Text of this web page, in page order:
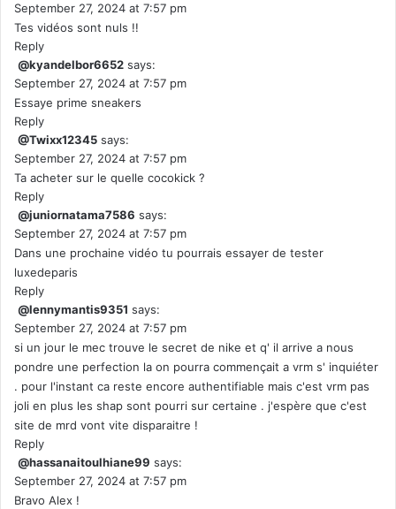
September 27, 2024 at 7:57 pm
Tes vidéos sont nuls !!
Reply
@kyandelbor6652 says:
September 27, 2024 at 7:57 pm
Essaye prime sneakers
Reply
@Twixx12345 says:
September 27, 2024 at 7:57 pm
Ta acheter sur le quelle cocokick ?
Reply
@juniornatama7586 says:
September 27, 2024 at 7:57 pm
Dans une prochaine vidéo tu pourrais essayer de tester
luxedeparis
Reply
@lennymantis9351 says:
September 27, 2024 at 7:57 pm
si un jour le mec trouve le secret de nike et q' il arrive a nous
pondre une perfection la on pourra commençait a vrm s' inquiéter
. pour l'instant ca reste encore authentifiable mais c'est vrm pas
joli en plus les shap sont pourri sur certaine . j'espère que c'est
site de mrd vont vite disparaitre !
Reply
@hassanaitoulhiane99 says:
September 27, 2024 at 7:57 pm
Bravo Alex !